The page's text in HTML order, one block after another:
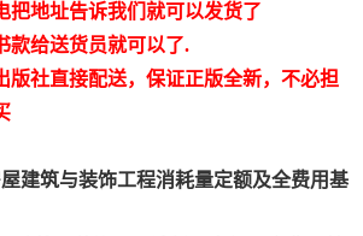
把地址告诉我们就可以发货了
款给送货员就可以了.
版社直接配送，保证正版全新，不必担
建筑与装饰工程消耗量定额及全费用基
预算定额
量定额
定额
定额